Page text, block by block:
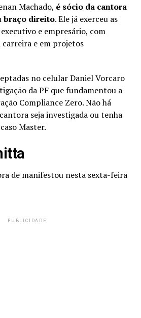
Machado, é sócio da cantora
braço direito. Ele já exerceu as
e empresário, com
carreira e em projetos
no celular Daniel Vorcaro
da PF que fundamentou a
Compliance Zero. Não há
seja investigada ou tenha
Master.
de manifestou nesta sexta-feira
PUBLICIDADE